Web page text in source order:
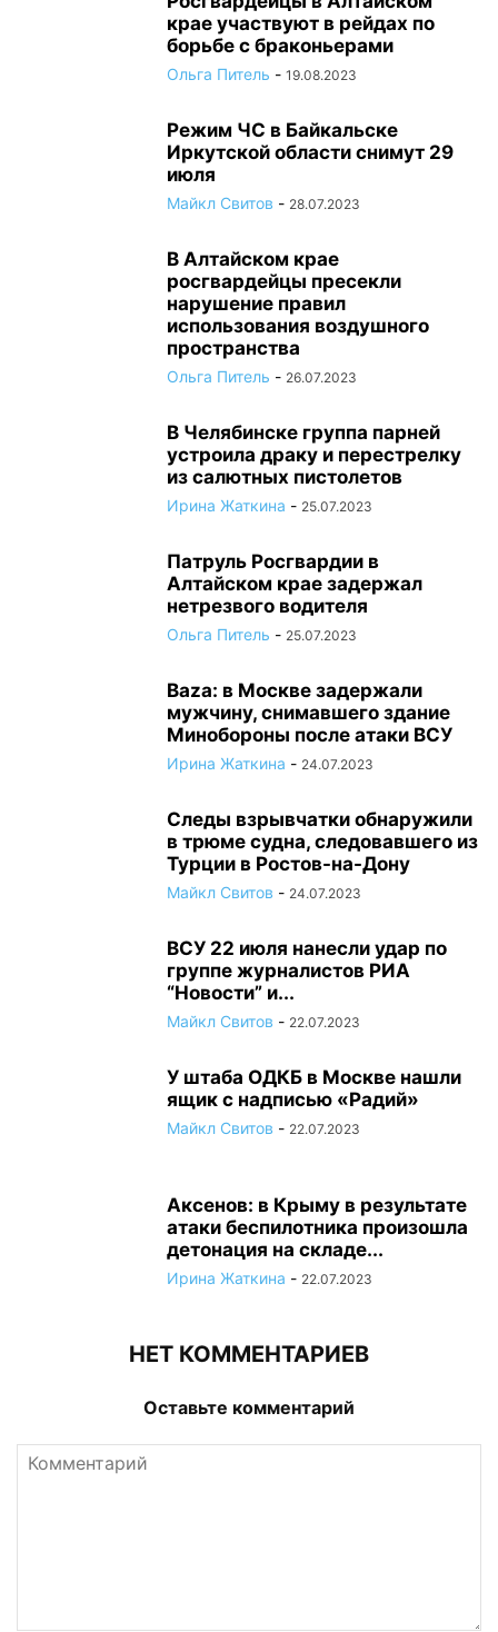
крае участвуют в рейдах по
борьбе с браконьерами
Ольга Питель - 19.08.2023
Режим ЧС в Байкальске
Иркутской области снимут 29
июля
Майкл Свитов - 28.07.2023
В Алтайском крае
росгвардейцы пресекли
нарушение правил
использования воздушного
пространства
Ольга Питель - 26.07.2023
В Челябинске группа парней
устроила драку и перестрелку
из салютных пистолетов
Ирина Жаткина - 25.07.2023
Патруль Росгвардии в
Алтайском крае задержал
нетрезвого водителя
Ольга Питель - 25.07.2023
Baza: в Москве задержали
мужчину, снимавшего здание
Минобороны после атаки ВСУ
Ирина Жаткина - 24.07.2023
Следы взрывчатки обнаружили
в трюме судна, следовавшего из
Турции в Ростов-на-Дону
Майкл Свитов - 24.07.2023
ВСУ 22 июля нанесли удар по
группе журналистов РИА
“Новости” и...
Майкл Свитов - 22.07.2023
У штаба ОДКБ в Москве нашли
ящик с надписью «Радий»
Майкл Свитов - 22.07.2023
Аксенов: в Крыму в результате
атаки беспилотника произошла
детонация на складе...
Ирина Жаткина - 22.07.2023
НЕТ КОММЕНТАРИЕВ
Оставьте комментарий